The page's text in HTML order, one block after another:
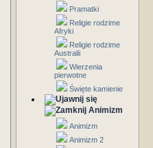
Pramatki
Religie rodzime
Afryki
Religie rodzime
Australii
Wierzenia
pierwotne
Święte kamienie
Animizm
Animizm
Animizm 2